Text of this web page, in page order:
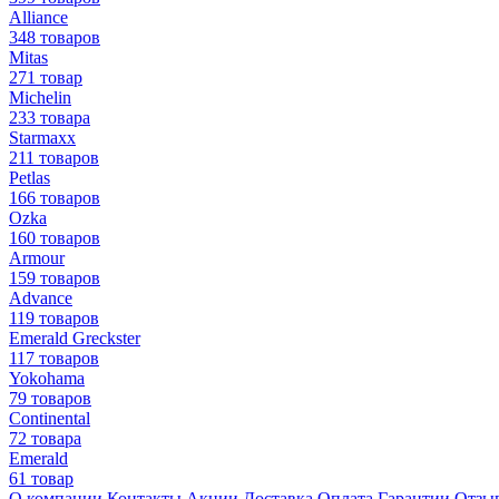
Alliance
348 товаров
Mitas
271 товар
Michelin
233 товара
Starmaxx
211 товаров
Petlas
166 товаров
Ozka
160 товаров
Armour
159 товаров
Advance
119 товаров
Emerald Greckster
117 товаров
Yokohama
79 товаров
Continental
72 товара
Emerald
61 товар